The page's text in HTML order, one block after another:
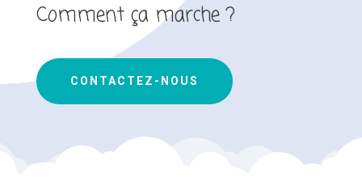
Comment ça marche ?
CONTACTEZ-NOUS